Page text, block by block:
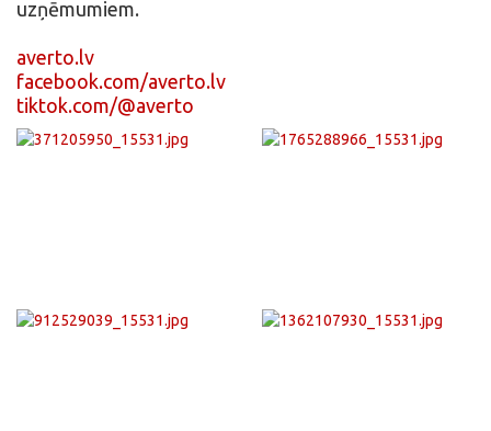
uzņēmumiem.
averto.lv
facebook.com/averto.lv
tiktok.com/@averto